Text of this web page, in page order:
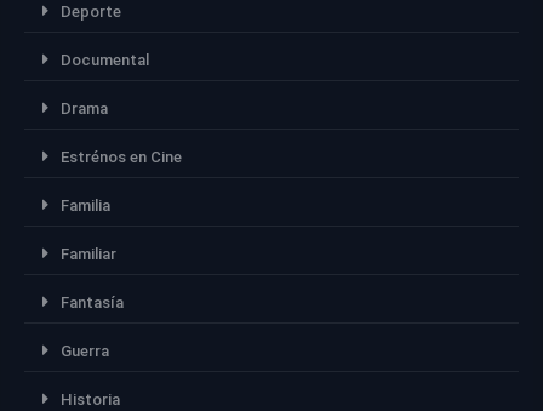
Deporte
Documental
Drama
Estrénos en Cine
Familia
Familiar
Fantasía
Guerra
Historia